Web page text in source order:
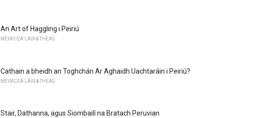
An Art of Haggling i Peiriú
MEIRICEÁ LÁIR & THEAS
Cathain a bheidh an Toghchán Ar Aghaidh Uachtaráin i Peiriú?
MEIRICEÁ LÁIR & THEAS
Stair, Dathanna, agus Siombailí na Bratach Peruvian